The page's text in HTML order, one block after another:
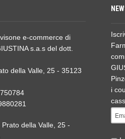
e-commerce di
s.a.s del dott.
della Valle, 25 - 35123
della Valle, 25 -
i